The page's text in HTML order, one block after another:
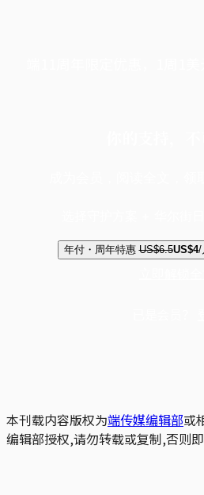
年付・周年特惠 US$6.5US$4/
本刊载内容版权为端传媒编辑部或
编辑部授权,请勿转载或复制,否则即